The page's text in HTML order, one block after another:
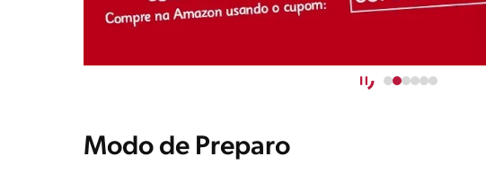
Modo de Preparo